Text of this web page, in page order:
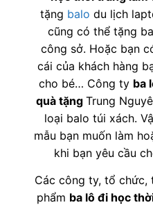
tặng balo du lịch
cũng có thể tặng
công sở. Hoặc bạn
cái của khách hàng
cho bé… Công ty ba
quà tặng Trung
loại balo túi xách.
mẫu bạn muốn làm
khi bạn yêu cầu
Các công ty, tổ chức,
phẩm ba lô đi học